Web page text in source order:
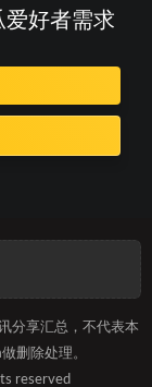
爱好者需求
分享汇总，不代表本
删除处理。
reserved